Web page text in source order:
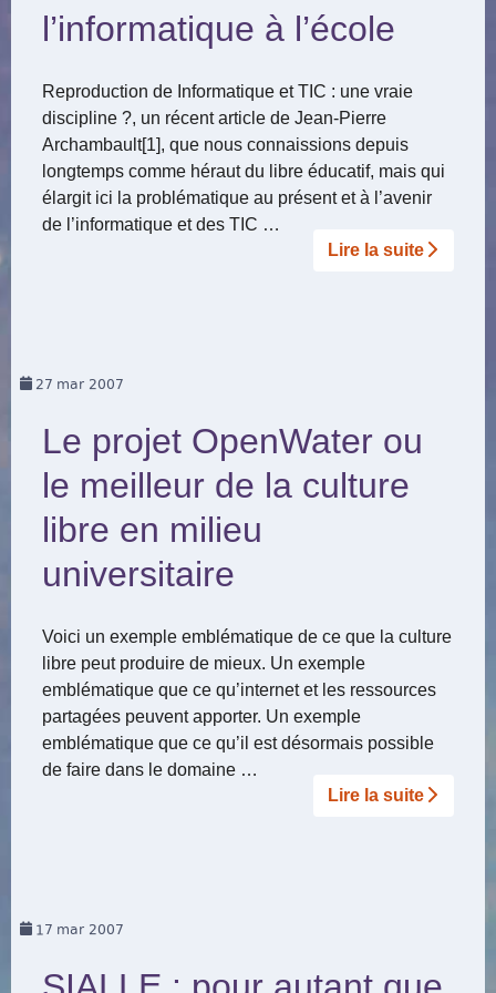
l’informatique à l’école
Reproduction de Informatique et TIC : une vraie
discipline ?, un récent article de Jean-Pierre
Archambault[1], que nous connaissions depuis
longtemps comme héraut du libre éducatif, mais qui
élargit ici la problématique au présent et à l’avenir
de l’informatique et des TIC …
Lire la suite­­
27 mar 2007
Le projet OpenWater ou
le meilleur de la culture
libre en milieu
universitaire
Voici un exemple emblématique de ce que la culture
libre peut produire de mieux. Un exemple
emblématique que ce qu’internet et les ressources
partagées peuvent apporter. Un exemple
emblématique que ce qu’il est désormais possible
de faire dans le domaine …
Lire la suite­­
17 mar 2007